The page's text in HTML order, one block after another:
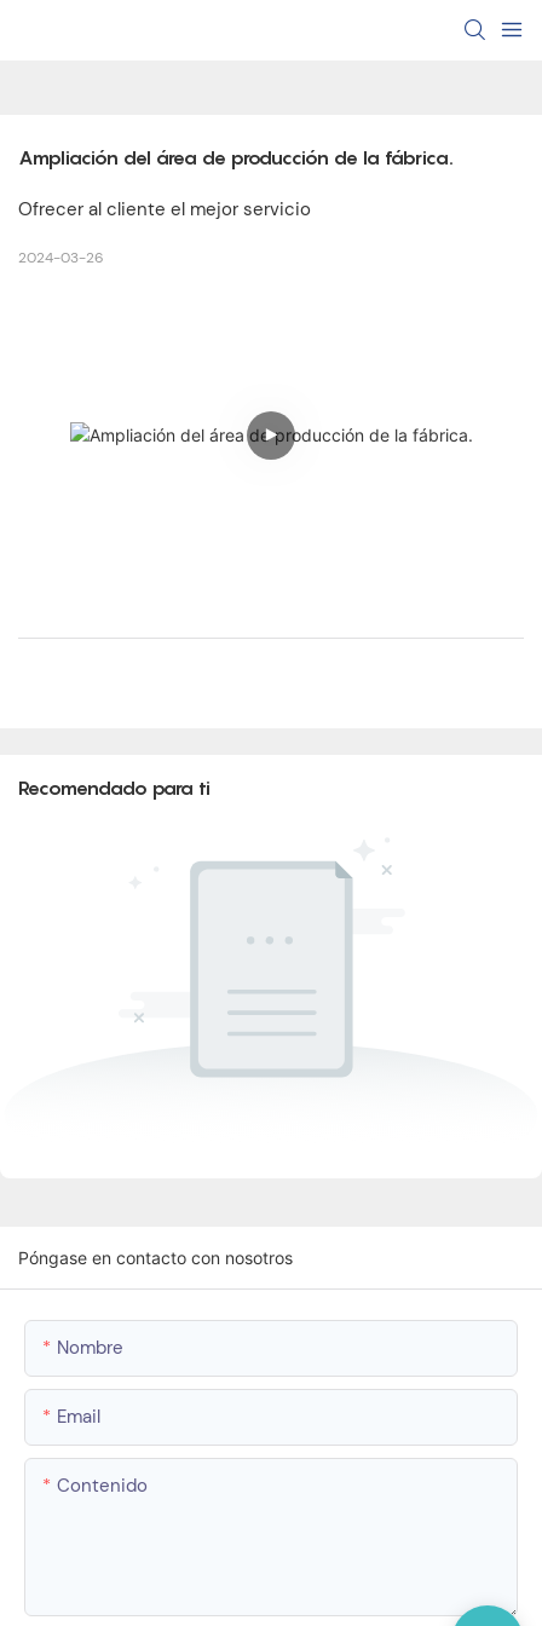
Ampliación del área de producción de la fábrica.
Ofrecer al cliente el mejor servicio
2024-03-26
Recomendado para ti
Póngase en contacto con nosotros
Nombre
Email
Contenido